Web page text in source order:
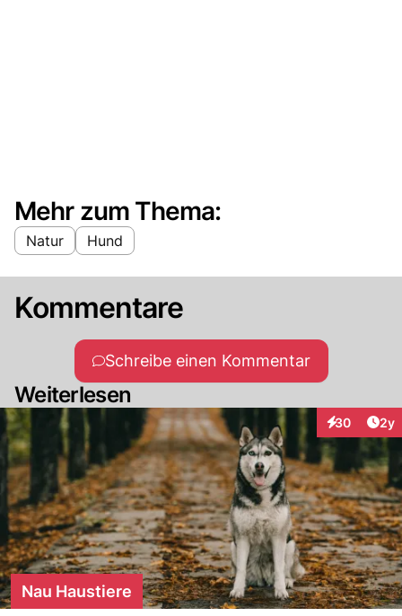
Mehr zum Thema:
Natur Hund
Kommentare
Schreibe einen Kommentar
Weiterlesen
30
Interaktionen
2y
Nau Haustiere